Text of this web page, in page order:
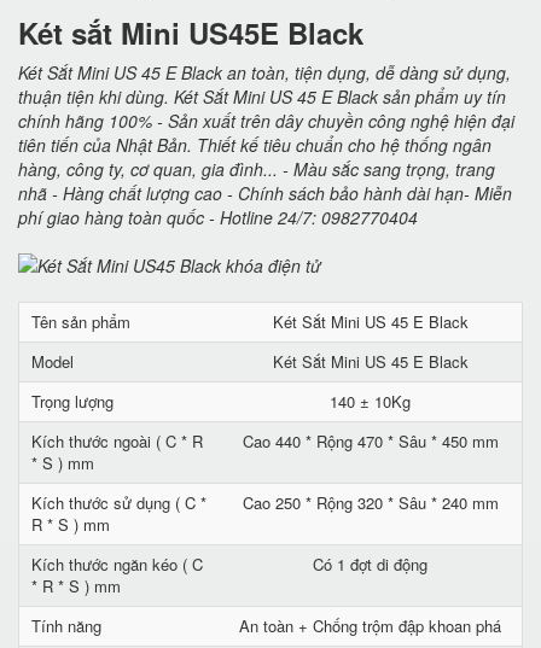
Két sắt Mini US45E Black
Két Sắt Mini US 45 E Black an toàn, tiện dụng, dễ dàng sử dụng,
thuận tiện khi dùng. Két Sắt Mini US 45 E Black sản phẩm uy tín
chính hãng 100% - Sản xuất trên dây chuyền công nghệ hiện đại
tiên tiến của Nhật Bản. Thiết kế tiêu chuẩn cho hệ thống ngân
hàng, công ty, cơ quan, gia đình... - Màu sắc sang trọng, trang
nhã - Hàng chất lượng cao - Chính sách bảo hành dài hạn- Miễn
phí giao hàng toàn quốc - Hotline 24/7: 0982770404
Tên sản phẩm
Két Sắt Mini US 45 E Black
Model
Két Sắt Mini US 45 E Black
Trọng lượng
140 ± 10Kg
Kích thước ngoài ( C * R
* S ) mm
Cao 440 * Rộng 470 * Sâu * 450 mm
Kích thước sử dụng ( C *
R * S ) mm
Cao 250 * Rộng 320 * Sâu * 240 mm
Kích thước ngăn kéo ( C
* R * S ) mm
Có 1 đợt di động
Tính năng
An toàn + Chống trộm đập khoan phá